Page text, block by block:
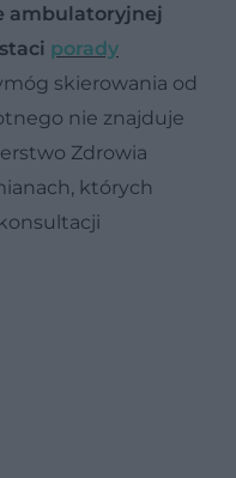
ambulatoryjnej
porady
skierowania od
nie znajduje
Zdrowia
których